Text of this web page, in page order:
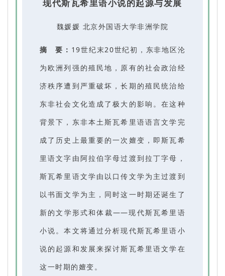
现代斯瓦希里语小说的起源与发展
魏媛媛 北京外国语大学非洲学院
摘 要： 19世纪末20世纪初，东非地区沦
为欧洲列强的殖民地，原有的社会政治经
济秩序遭到严重破坏，长期的殖民统治给
东非社会文化造成了极大的影响。在这种
背景下，东非本土斯瓦希里语语言文学完
成了历史上最重要的一次嬗变，即斯瓦希
里语文字由阿拉伯字母过渡到拉丁字母，
斯瓦希里语文学由以口传文学为主过渡到
以书面文学为主，同时这一时期还诞生了
新的文学形式和体裁——现代斯瓦希里语
小说。本文将通过分析现代斯瓦希里语小
说的起源和发展来探讨斯瓦希里语文学在
这一时期的嬗变。